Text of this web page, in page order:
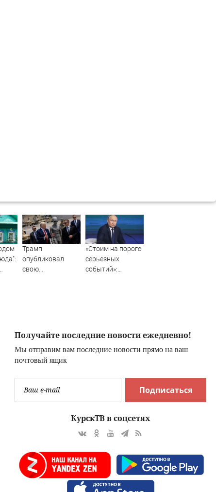
Трамп
опубликовал
свою
«Стоим на пороге
серьезных
событий»:
Получайте последние новости ежедневно!
Мы отправим вам последние новости прямо на ваш
почтовый ящик
Подписаться
КурскТВ в соцсетях